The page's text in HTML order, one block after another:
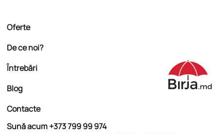
Oferte
De ce noi?
Întrebări
Blog
Contacte
Sună acum +373799 99 974